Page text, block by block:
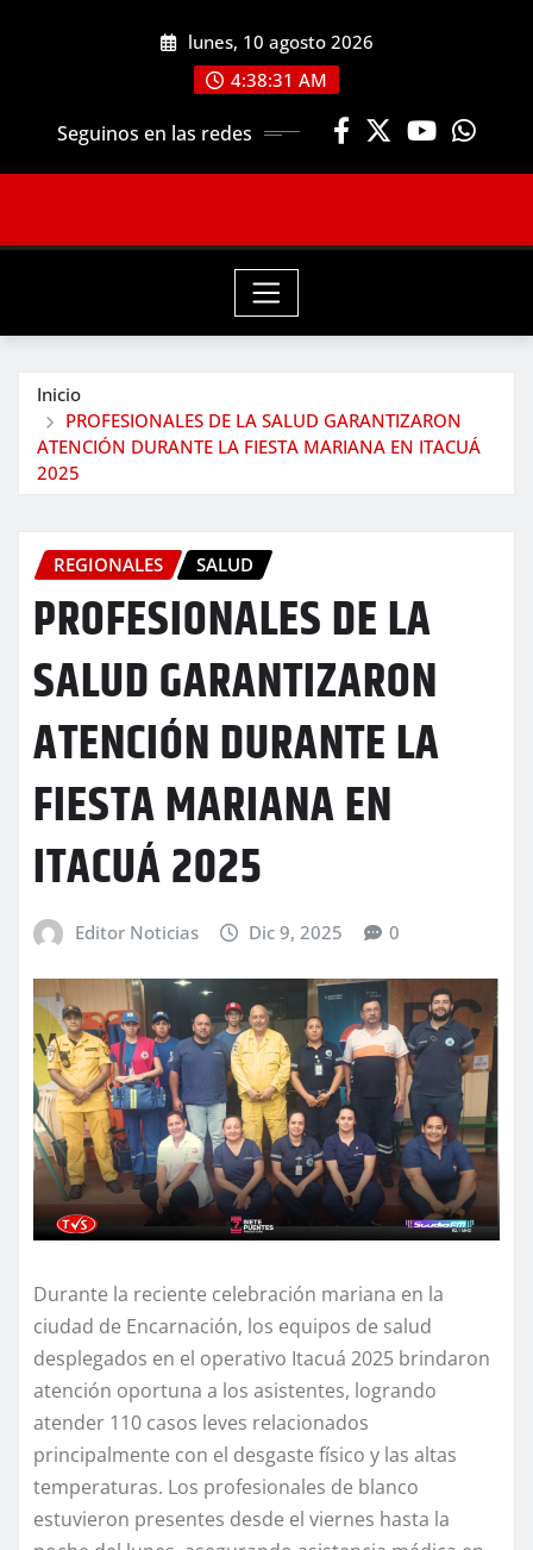
lunes, 10 agosto 2026
4:38:32 AM
Seguinos en las redes
Inicio
PROFESIONALES DE LA SALUD GARANTIZARON
ATENCIÓN DURANTE LA FIESTA MARIANA EN ITACUÁ
2025
REGIONALES SALUD
PROFESIONALES DE LA
SALUD GARANTIZARON
ATENCIÓN DURANTE LA
FIESTA MARIANA EN
ITACUÁ 2025
Editor Noticias Dic 9, 2025 0
Durante la reciente celebración mariana en la
ciudad de Encarnación, los equipos de salud
desplegados en el operativo Itacuá 2025 brindaron
atención oportuna a los asistentes, logrando
atender 110 casos leves relacionados
principalmente con el desgaste físico y las altas
temperaturas. Los profesionales de blanco
estuvieron presentes desde el viernes hasta la